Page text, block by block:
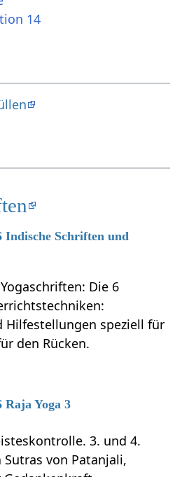
14
Indische Schriften und
Die 6
Hilfestellungen speziell für
den Rücken.
Raja Yoga 3
3. und 4.
Sutras von Patanjali,